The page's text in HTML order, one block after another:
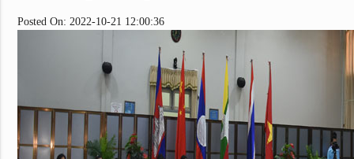
Posted On: 2022-10-21 12:00:36